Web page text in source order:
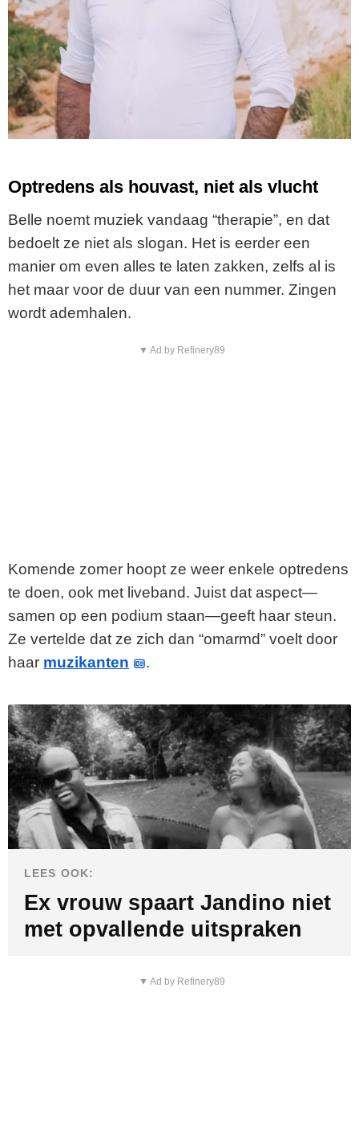
Optredens als houvast, niet als vlucht
Belle noemt muziek vandaag “therapie”, en dat
bedoelt ze niet als slogan. Het is eerder een
manier om even alles te laten zakken, zelfs al is
het maar voor de duur van een nummer. Zingen
wordt ademhalen.
▼ Ad by Refinery89
Komende zomer hoopt ze weer enkele optredens
te doen, ook met liveband. Juist dat aspect—
samen op een podium staan—geeft haar steun.
Ze vertelde dat ze zich dan “omarmd” voelt door
haar muzikanten .
LEES OOK:
Ex vrouw spaart Jandino niet
met opvallende uitspraken
▼ Ad by Refinery89